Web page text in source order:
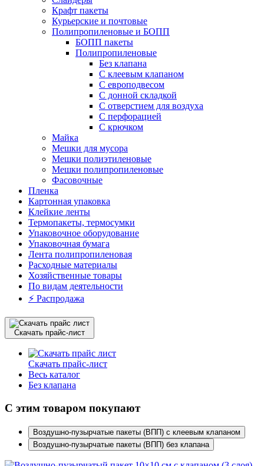
Крафт пакеты
Курьерские и почтовые
Полипропиленовые и БОПП
БОПП пакеты
Полипропиленовые
Без клапана
C клеевым клапаном
С европодвесом
С донной складкой
С отверстием для воздуха
С перфорацией
С крючком
Майка
Мешки для мусора
Мешки полиэтиленовые
Мешки полипропиленовые
Фасовочные
Пленка
Картонная упаковка
Клейкие ленты
Термопакеты, термосумки
Упаковочное оборудование
Упаковочная бумага
Лента полипропиленовая
Расходные материалы
Хозяйственные товары
По видам деятельности
⚡️ Распродажа
Скачать прайс-лист
Скачать прайс-лист
Весь каталог
Без клапана
С этим товаром покупают
Воздушно-пузырчатые пакеты (ВПП) с клеевым клапаном
Воздушно-пузырчатые пакеты (ВПП) без клапана